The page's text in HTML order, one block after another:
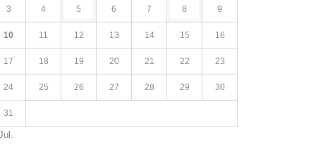
3 4 5 6 7 8 9
10 11 12 13 14 15 16
17 18 19 20 21 22 23
24 25 26 27 28 29 30
31